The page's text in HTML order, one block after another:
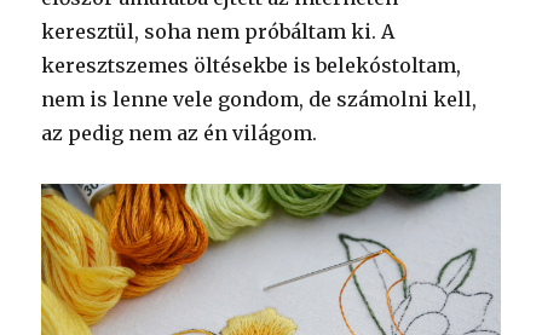
keresztül, soha nem próbáltam ki. A
keresztszemes öltésekbe is belekóstoltam,
nem is lenne vele gondom, de számolni kell,
az pedig nem az én világom.